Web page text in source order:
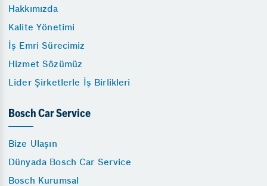
Hakkımızda
Kalite Yönetimi
İş Emri Sürecimiz
Hizmet Sözümüz
Lider Şirketlerle İş Birlikleri
Bosch Car Service
Bize Ulaşın
Dünyada Bosch Car Service
Bosch Kurumsal